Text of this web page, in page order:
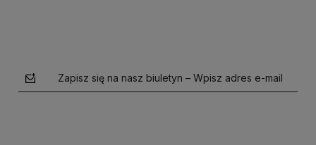
Zapisz się na nasz biuletyn – Wpisz adres e-mail